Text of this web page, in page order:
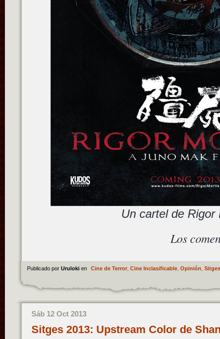
Un cartel de Rigor
Los
Publicado por Uruloki en Cine de Terror, Cine Inclasificable, Opinión
Sáb 12 Oct 2013
Sitges 2013: Upstream Color de